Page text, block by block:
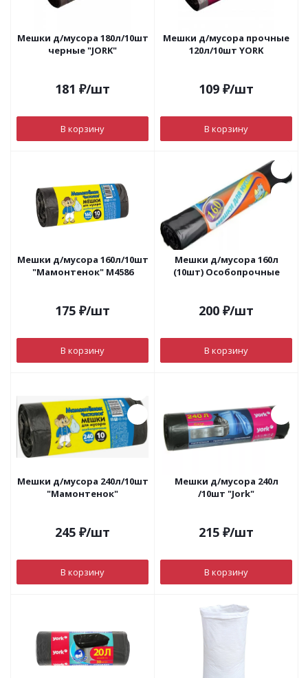
Мешки д/мусора 180л/10шт
черные "JORK"
181 ₽/шт
В корзину
Мешки д/мусора прочные
120л/10шт YORK
109 ₽/шт
В корзину
Мешки д/мусора 160л/10шт
"Мамонтенок" М4586
175 ₽/шт
В корзину
Мешки д/мусора 160л
(10шт) Особопрочные
200 ₽/шт
В корзину
Мешки д/мусора 240л/10шт
"Мамонтенок"
245 ₽/шт
В корзину
Мешки д/мусора 240л
/10шт "Jork"
215 ₽/шт
В корзину